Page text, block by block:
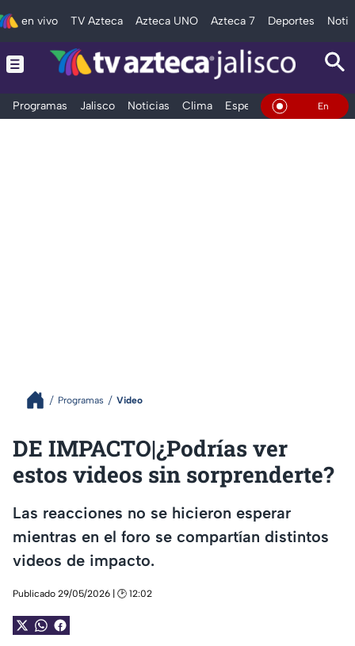
en vivo TV Azteca Azteca UNO Azteca 7 Deportes
Programas Jalisco Noticias Clima Espectáculos Deportes
En Vivo
Programas Video
DE IMPACTO|¿Podrías ver
estos videos sin sorprenderte?
Las reacciones no se hicieron esperar
mientras en el foro se compartían distintos
videos de impacto.
Publicado 29/05/2026 | 🕑 12:02